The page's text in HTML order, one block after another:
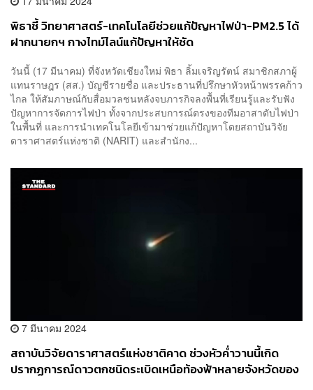
พิธาชี้ วิทยาศาสตร์-เทคโนโลยีช่วยแก้ปัญหาไฟป่า-PM2.5 ได้
ฝากนายกฯ กางไทม์ไลน์แก้ปัญหาให้ชัด
วันนี้ (17 มีนาคม) ที่จังหวัดเชียงใหม่ พิธา ลิ้มเจริญรัตน์ สมาชิกสภาผู้
แทนราษฎร (สส.) บัญชีรายชื่อ และประธานที่ปรึกษาหัวหน้าพรรคก้าว
ไกล ให้สัมภาษณ์กับสื่อมวลชนหลังจบภารกิจลงพื้นที่เรียนรู้และรับฟัง
ปัญหาการจัดการไฟป่า ทั้งจากประสบการณ์ตรงของทีมอาสาดับไฟป่า
ในพื้นที่ และการนำเทคโนโลยีเข้ามาช่วยแก้ปัญหาโดยสถาบันวิจัย
ดาราศาสตร์แห่งชาติ (NARIT) และสำนักง...
7 มีนาคม 2024
สถาบันวิจัยดาราศาสตร์แห่งชาติคาด ช่วงหัวค่ำวานนี้เกิด
ปรากฏการณ์ดาวตกชนิดระเบิดเหนือท้องฟ้าหลายจังหวัดของ